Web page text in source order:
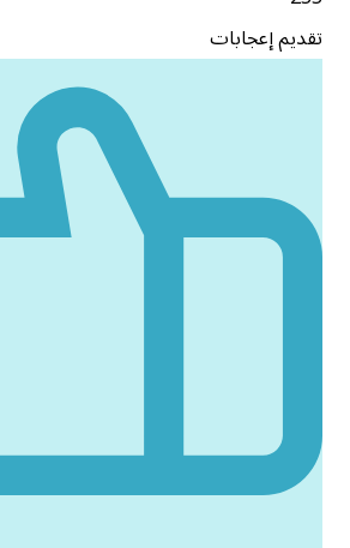
تقديم إعجابات